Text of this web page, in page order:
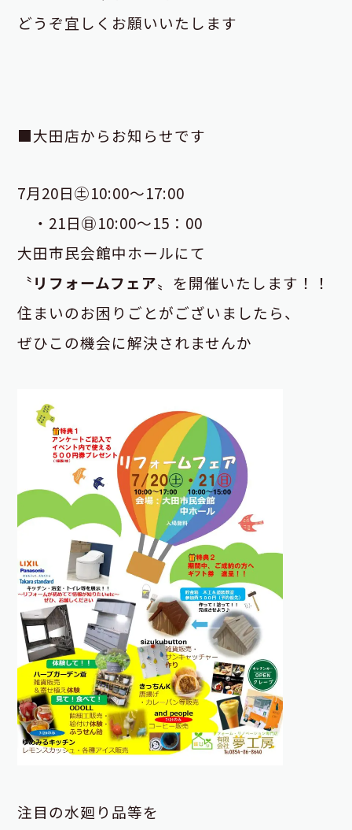
どうぞ宜しくお願いいたします
■大田店からお知らせです
7月20日㊏10:00～17:00
・21日㊐10:00～15：00
大田市民会館中ホールにて
〝リフォームフェア〟を開催いたします！！
住まいのお困りごとがございましたら、
ぜひこの機会に解決されませんか
注目の水廻り品等を